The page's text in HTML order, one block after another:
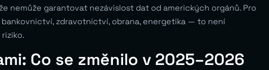
nemůže garantovat nezávislost dat od amerických orgánů. Pro
zdravotnictví, obrana, energetika — to není
Co se změnilo v 2025–2026